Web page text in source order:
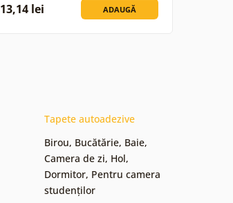
13,14 lei ADAUGĂ
Tapete autoadezive
Birou, Bucătărie, Baie,
Camera de zi, Hol,
Dormitor, Pentru camera
studenților